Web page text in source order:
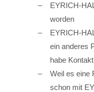
EYRICH-
worden
EYRICH-
ein anderes
habe
Weil es eine
schon mit